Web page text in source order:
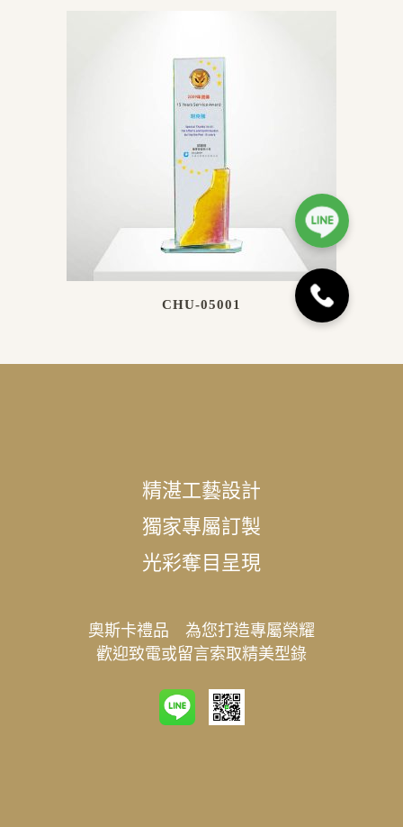
CHU-05001
精湛工藝設計
獨家專屬訂製
光彩奪目呈現
奧斯卡禮品 為您打造專屬榮耀
歡迎致電或留言索取精美型錄